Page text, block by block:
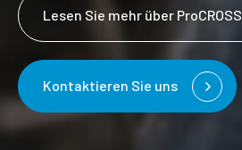
Lesen Sie mehr über ProCROSS
Kontaktieren Sie uns